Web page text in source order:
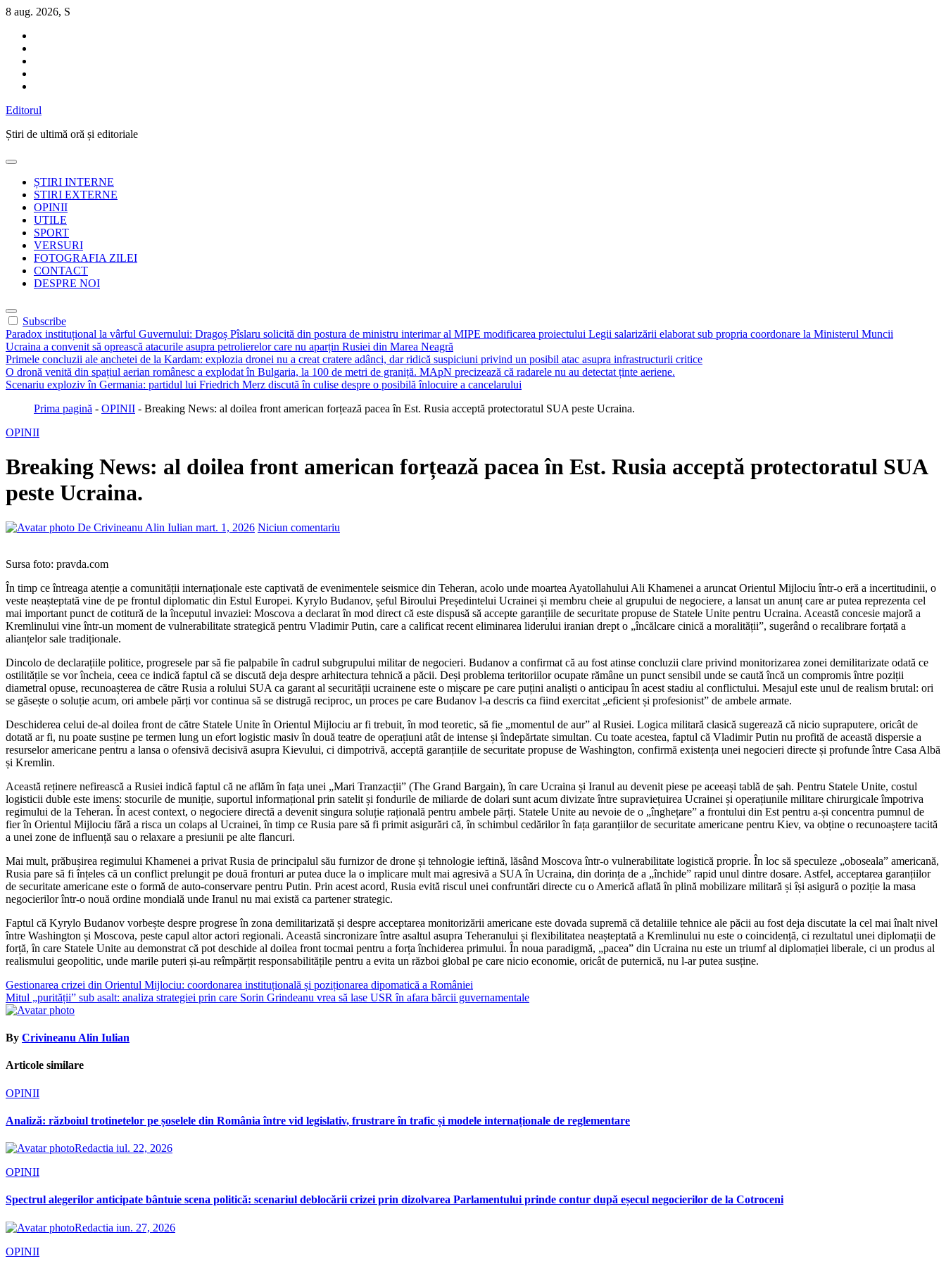
Sari
conținut
8 aug. 2026, S
Editorul
Știri de ultimă oră și editoriale
ȘTIRI INTERNE
STIRI EXTERNE
OPINII
UTILE
SPORT
VERSURI
FOTOGRAFIA ZILEI
CONTACT
DESPRE NOI
Subscribe
Paradox instituțional la vârful Guvernului: Dragoș Pîslaru solicită din postura de ministru interimar al MIPE modificarea proiectului Legii salarizării elaborat sub propria coordonare la Ministerul Muncii
Ucraina a convenit să oprească atacurile asupra petrolierelor care nu aparțin Rusiei din Marea Neagră
Primele concluzii ale anchetei de la Kardam: explozia dronei nu a creat cratere adânci, dar ridică suspiciuni privind un posibil atac asupra infrastructurii critice
O dronă venită din spațiul aerian românesc a explodat în Bulgaria, la 100 de metri de graniță. MApN precizează că radarele nu au detectat ținte aeriene.
Scenariu exploziv în Germania: partidul lui Friedrich Merz discută în culise despre o posibilă înlocuire a cancelarului
Prima pagină - OPINII - Breaking News: al doilea front american forțează pacea în Est. Rusia acceptă protectoratul SUA peste Ucraina.
OPINII
Breaking News: al doilea front american forțează pacea în Est. Rusia acceptă protectoratul SUA
peste Ucraina.
De Crivineanu Alin Iulian mart. 1, 2026 Niciun comentariu
Sursa foto: pravda.com
În timp ce întreaga atenție a comunității internaționale este captivată de evenimentele seismice din Teheran, acolo unde moartea Ayatollahului Ali Khamenei a aruncat Orientul Mijlociu într-o eră a incertitudinii, o
veste neașteptată vine de pe frontul diplomatic din Estul Europei. Kyrylo Budanov, șeful Biroului Președintelui Ucrainei și membru cheie al grupului de negociere, a lansat un anunț care ar putea reprezenta cel
mai important punct de cotitură de la începutul invaziei: Moscova a declarat în mod direct că este dispusă să accepte garanțiile de securitate propuse de Statele Unite pentru Ucraina. Această concesie majoră a
Kremlinului vine într-un moment de vulnerabilitate strategică pentru Vladimir Putin, care a calificat recent eliminarea liderului iranian drept o „încălcare cinică a moralității”, sugerând o recalibrare forțată a
alianțelor sale tradiționale.
Dincolo de declarațiile politice, progresele par să fie palpabile în cadrul subgrupului militar de negocieri. Budanov a confirmat că au fost atinse concluzii clare privind monitorizarea zonei demilitarizate odată ce
ostilitățile se vor încheia, ceea ce indică faptul că se discută deja despre arhitectura tehnică a păcii. Deși problema teritoriilor ocupate rămâne un punct sensibil unde se caută încă un compromis între poziții
diametral opuse, recunoașterea de către Rusia a rolului SUA ca garant al securității ucrainene este o mișcare pe care puțini analiști o anticipau în acest stadiu al conflictului. Mesajul este unul de realism brutal: ori
se găsește o soluție acum, ori ambele părți vor continua să se distrugă reciproc, un proces pe care Budanov l-a descris ca fiind exercitat „eficient și profesionist” de ambele armate.
Deschiderea celui de-al doilea front de către Statele Unite în Orientul Mijlociu ar fi trebuit, în mod teoretic, să fie „momentul de aur” al Rusiei. Logica militară clasică sugerează că nicio supraputere, oricât de
dotată ar fi, nu poate susține pe termen lung un efort logistic masiv în două teatre de operațiuni atât de intense și îndepărtate simultan. Cu toate acestea, faptul că Vladimir Putin nu profită de această dispersie a
resurselor americane pentru a lansa o ofensivă decisivă asupra Kievului, ci dimpotrivă, acceptă garanțiile de securitate propuse de Washington, confirmă existența unei negocieri directe și profunde între Casa Albă
și Kremlin.
Această reținere nefirească a Rusiei indică faptul că ne aflăm în fața unei „Mari Tranzacții” (The Grand Bargain), în care Ucraina și Iranul au devenit piese pe aceeași tablă de șah. Pentru Statele Unite, costul
logisticii duble este imens: stocurile de muniție, suportul informațional prin satelit și fondurile de miliarde de dolari sunt acum divizate între supraviețuirea Ucrainei și operațiunile militare chirurgicale împotriva
regimului de la Teheran. În acest context, o negociere directă a devenit singura soluție rațională pentru ambele părți. Statele Unite au nevoie de o „înghețare” a frontului din Est pentru a-și concentra pumnul de
fier în Orientul Mijlociu fără a risca un colaps al Ucrainei, în timp ce Rusia pare să fi primit asigurări că, în schimbul cedărilor în fața garanțiilor de securitate americane pentru Kiev, va obține o recunoaștere tacită
a unei zone de influență sau o relaxare a presiunii pe alte flancuri.
Mai mult, prăbușirea regimului Khamenei a privat Rusia de principalul său furnizor de drone și tehnologie ieftină, lăsând Moscova într-o vulnerabilitate logistică proprie. În loc să speculeze „oboseala” americană,
Rusia pare să fi înțeles că un conflict prelungit pe două fronturi ar putea duce la o implicare mult mai agresivă a SUA în Ucraina, din dorința de a „închide” rapid unul dintre dosare. Astfel, acceptarea garanțiilor
de securitate americane este o formă de auto-conservare pentru Putin. Prin acest acord, Rusia evită riscul unei confruntări directe cu o Americă aflată în plină mobilizare militară și își asigură o poziție la masa
negocierilor într-o nouă ordine mondială unde Iranul nu mai există ca partener strategic.
Faptul că Kyrylo Budanov vorbește despre progrese în zona demilitarizată și despre acceptarea monitorizării americane este dovada supremă că detaliile tehnice ale păcii au fost deja discutate la cel mai înalt nivel
între Washington și Moscova, peste capul altor actori regionali. Această sincronizare între asaltul asupra Teheranului și flexibilitatea neașteptată a Kremlinului nu este o coincidență, ci rezultatul unei diplomații de
forță, în care Statele Unite au demonstrat că pot deschide al doilea front tocmai pentru a forța închiderea primului. În noua paradigmă, „pacea” din Ucraina nu este un triumf al diplomației liberale, ci un produs al
realismului geopolitic, unde marile puteri și-au reîmpărțit responsabilitățile pentru a evita un război global pe care nicio economie, oricât de puternică, nu l-ar putea susține.
Navigare
în
Gestionarea crizei din Orientul Mijlociu: coordonarea instituțională și poziționarea dipomatică a României
Mitul „purității” sub asalt: analiza strategiei prin care Sorin Grindeanu vrea să lase USR în afara bărcii guvernamentale
By Crivineanu Alin Iulian
Articole similare
OPINII
Analiză: războiul trotinetelor pe șoselele din România între vid legislativ, frustrare în trafic și modele internaționale de reglementare
Redactia iul. 22, 2026
OPINII
Spectrul alegerilor anticipate bântuie scena politică: scenariul deblocării crizei prin dizolvarea Parlamentului prinde contur după eșecul negocierilor de la Cotroceni
Redactia iun. 27, 2026
OPINII